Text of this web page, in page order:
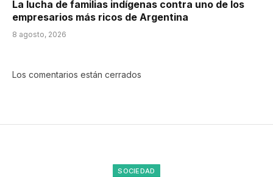
La lucha de familias indígenas contra uno de los
empresarios más ricos de Argentina
8 agosto, 2026
Los comentarios están cerrados
SOCIEDAD